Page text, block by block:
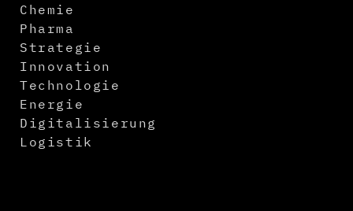
Chemie
Pharma
Strategie
Innovation
Technologie
Energie
Digitalisierung
Logistik